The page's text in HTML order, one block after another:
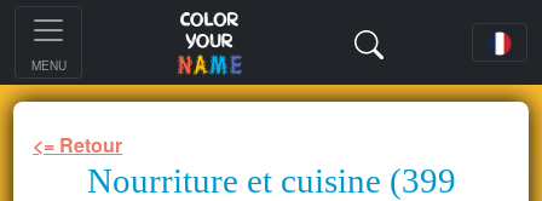
MENU
<= Retour
Nourriture et cuisine (399